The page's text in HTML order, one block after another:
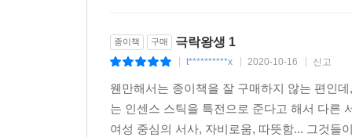
종이책 구매 극락왕생 1
t**********x 2020-10-16 신고
웬만해서는 종이책을 잘 구매하지 않는 편인
는 인센스 스틱을 특전으로 준다고 해서 다른
여성 중심의 서사, 자비로움, 따뜻함... 그것들